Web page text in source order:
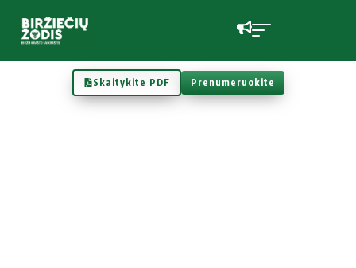
Skaitykite PDF Prenumeruokite